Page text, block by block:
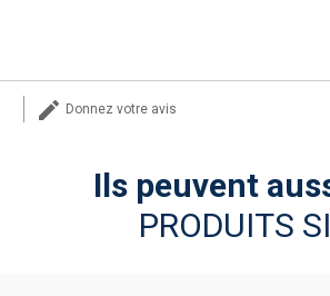
Donnez votre avis
Ils peuvent
PRODUITS